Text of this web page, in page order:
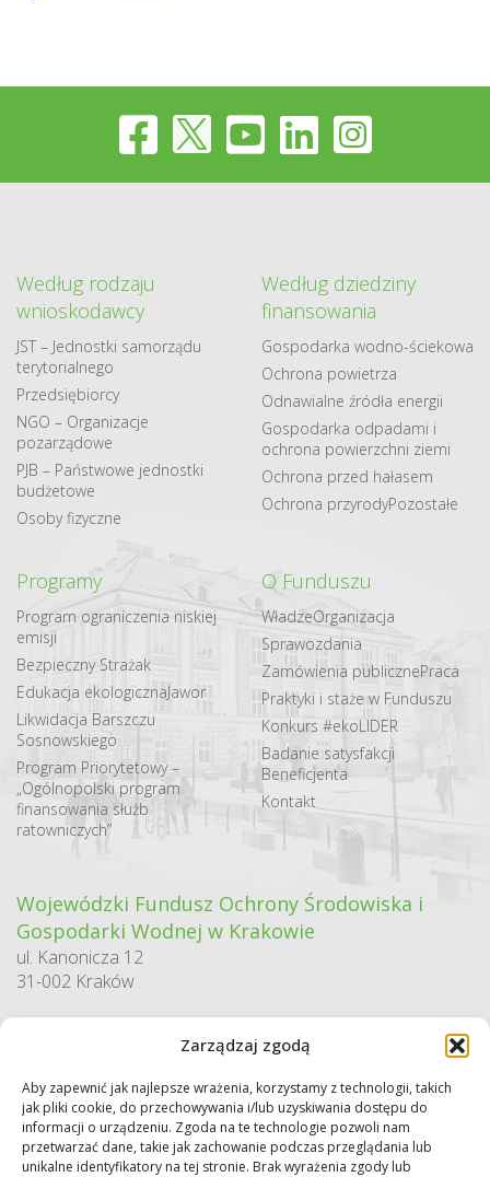
Zarządzaj zgodą
Aby zapewnić jak najlepsze wrażenia, korzystamy z technologii, takich
jak pliki cookie, do przechowywania i/lub uzyskiwania dostępu do
informacji o urządzeniu. Zgoda na te technologie pozwoli nam
przetwarzać dane, takie jak zachowanie podczas przeglądania lub
unikalne identyfikatory na tej stronie. Brak wyrażenia zgody lub
Według rodzaju
wnioskodawcy
JST – Jednostki samorządu
terytorialnego
Przedsiębiorcy
NGO – Organizacje
pozarządowe
PJB – Państwowe jednostki
budżetowe
Osoby fizyczne
Według dziedziny
finansowania
Gospodarka​ wodno​-ściekowa
Ochrona powietrza
Odnawialne​ źródła​ energii
Gospodarka odpadami i
ochrona powierzchni ziemi
Ochrona przed hałasem
Ochrona przyrodyPozostałe
Programy
Program ograniczenia niskiej
emisji
Bezpieczny Strażak
Edukacja ekologicznaJawor
Likwidacja Barszczu
Sosnowskiego
Program Priorytetowy –
„Ogólnopolski program
finansowania służb
ratowniczych”
O Funduszu
WładzeOrganizacja
Sprawozdania
Zamówienia publicznePraca
Praktyki i staże w Funduszu
Konkurs #ekoLIDER
Badanie satysfakcji
Beneficjenta
Kontakt
Wojewódzki Fundusz Ochrony Środowiska i
Gospodarki Wodnej w Krakowie
ul. Kanonicza 12
31-002 Kraków
Sekretariat / Dziennik podawczy
tel.: 12 422 94 90
e-mail:biuro@wfos.krakow.pl